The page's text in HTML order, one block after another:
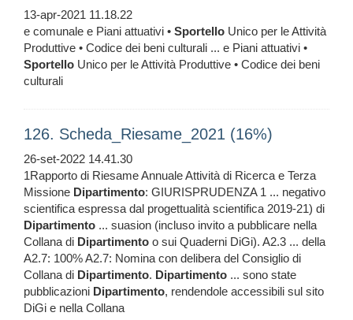
13-apr-2021 11.18.22
e comunale e Piani attuativi • Sportello Unico per le Attività
Produttive • Codice dei beni culturali ... e Piani attuativi •
Sportello Unico per le Attività Produttive • Codice dei beni
culturali
126. Scheda_Riesame_2021 (16%)
26-set-2022 14.41.30
1Rapporto di Riesame Annuale Attività di Ricerca e Terza
Missione Dipartimento: GIURISPRUDENZA 1 ... negativo
scientifica espressa dal progettualità scientifica 2019-21) di
Dipartimento ... suasion (incluso invito a pubblicare nella
Collana di Dipartimento o sui Quaderni DiGi). A2.3 ... della
A2.7: 100% A2.7: Nomina con delibera del Consiglio di
Collana di Dipartimento. Dipartimento ... sono state
pubblicazioni Dipartimento, rendendole accessibili sul sito
DiGi e nella Collana